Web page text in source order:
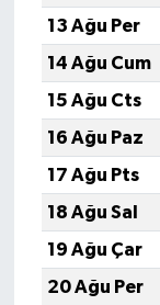
13 Ağu Per
14 Ağu Cum
15 Ağu Cts
16 Ağu Paz
17 Ağu Pts
18 Ağu Sal
19 Ağu Çar
20 Ağu Per